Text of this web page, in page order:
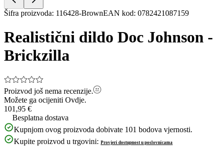
Item
of
Šifra proizvoda: 116428-BrownEAN kod: 0782421087159
Realistični dildo Doc Johnson -
Brickzilla
Proizvod još nema recenzije.
Možete ga ocijeniti Ovdje.
101,95 €
Besplatna dostava
Kupnjom ovog proizvoda dobivate 101 bodova vjernosti.
Kupite proizvod u trgovini: Provjeri dostupnost u poslovnicama